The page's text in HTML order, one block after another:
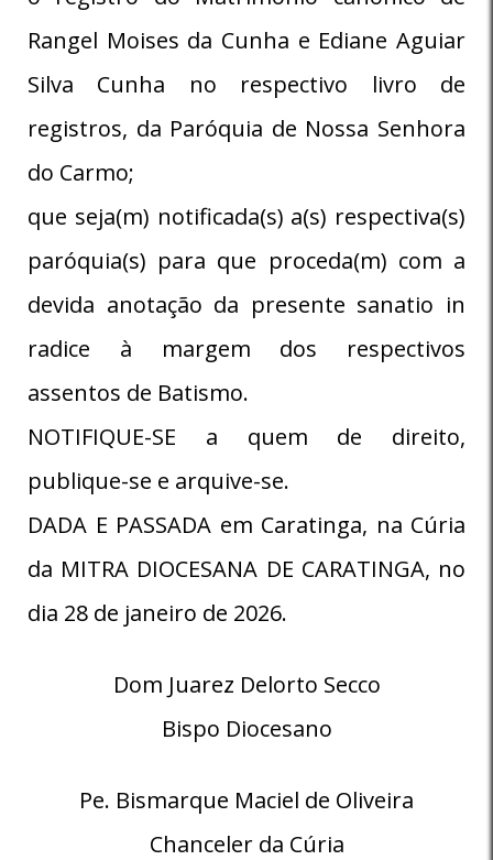
Rangel Moises da Cunha e Ediane Aguiar
Silva Cunha no respectivo livro de
registros, da Paróquia de Nossa Senhora
do Carmo;
que seja(m) notificada(s) a(s) respectiva(s)
paróquia(s) para que proceda(m) com a
devida anotação da presente sanatio in
radice à margem dos respectivos
assentos de Batismo.
NOTIFIQUE-SE a quem de direito,
publique-se e arquive-se.
DADA E PASSADA em Caratinga, na Cúria
da MITRA DIOCESANA DE CARATINGA, no
dia 28 de janeiro de 2026.
Dom Juarez Delorto Secco
Bispo Diocesano
Pe. Bismarque Maciel de Oliveira
Chanceler da Cúria